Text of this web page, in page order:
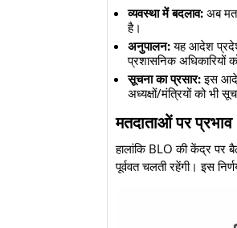
व्यवस्था में बदलाव: अब
है।
अनुपालन:यह आदेश प्रदेश
प्रशासनिक अधिकारियों
सूचना का प्रसार:इस
अध्यक्षों/मंत्रियों को भी
​मतदाताओं पर प्रभाव
​हालांकि BLO की केंद्र पर
पूर्ववत चलती रहेंगी। इस